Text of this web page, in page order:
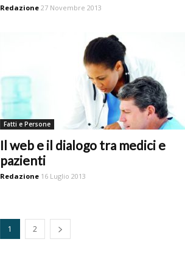
Redazione 27 Novembre 2013
Fatti e Persone
Il web e il dialogo tra medici e
pazienti
Redazione 16 Luglio 2013
1 2